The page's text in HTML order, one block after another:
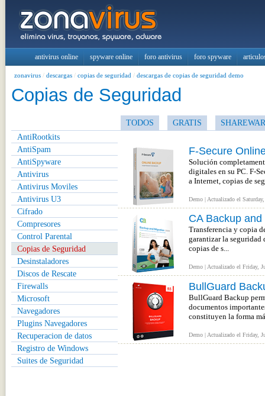
antivirus online spyware online foro antivirus foro spyware
zonavirus / descargas / copias de seguridad / descargas de copias de seguridad demo
Copias de Seguridad
AntiRootkits
AntiSpam
AntiSpyware
Antivirus
Antivirus Moviles
Antivirus U3
Cifrado
Compresores
Control Parental
Copias de Seguridad
Desinstaladores
Discos de Rescate
Firewalls
Microsoft
Navegadores
Plugins Navegadores
Recuperacion de datos
Registro de Windows
Suites de Seguridad
TODOS GRATIS
F-Secure
Solución
digitales en su PC. F-
a Internet, copias de
Demo | Actualizado el
CA Backup
Transferencia y copia
garantizar la seguridad
copias de s...
Demo | Actualizado el Friday,
BullGuard
BullGuard Backup
documentos
constituyen la forma
Demo | Actualizado el Friday,